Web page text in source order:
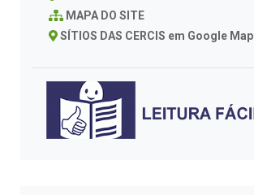
MAPA DO SITE
SÍTIOS DAS CERCIS em Google Map